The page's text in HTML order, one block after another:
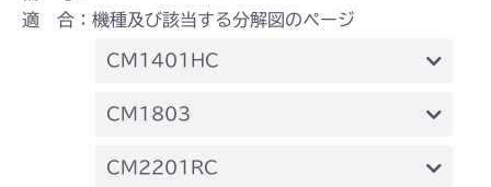
適 合：機種及び該当する分解図のページ
CM1401HC
本体 FIG16 ステアリング
CM1803
本体 FIG24 ステアリング
CM2201RC